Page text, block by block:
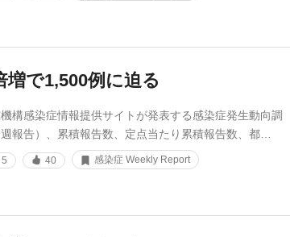
増で1,500例に迫る
構感染症情報提供サイトが発表する感染症発生動向調
報告）、累積報告数、定点当たり累積報告数、都…
5 40 感染症 Weekly Report